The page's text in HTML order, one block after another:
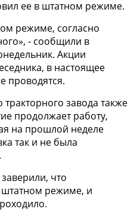
ее в штатном режиме.
режиме, согласно
- сообщили в
Акции
в настоящее
проводятся.
завода также
продолжает работу,
на прошлой неделе
так и не была
что
штатном режиме, и